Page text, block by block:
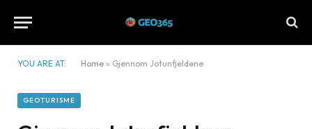
YOU ARE AT: Home » Gjennom Jotunfjeldene
GEOTURISME